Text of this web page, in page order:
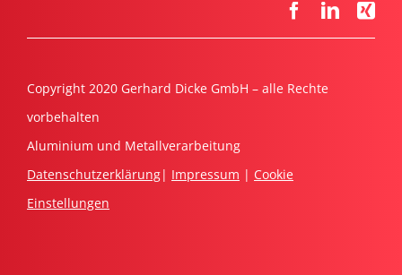
Copyright 2020 Gerhard Dicke GmbH – alle Rechte
vorbehalten
Aluminium und Metallverarbeitung
Datenschutzerklärung| Impressum | Cookie
Einstellungen